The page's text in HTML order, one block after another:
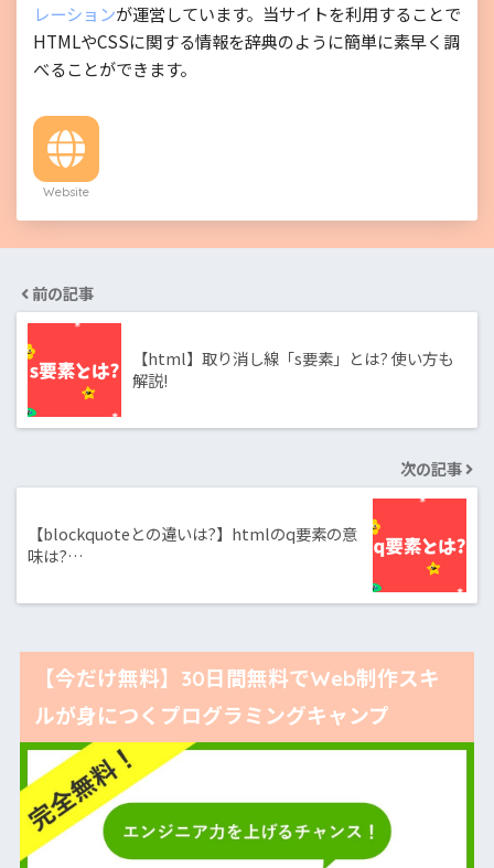
レーションが運営しています。当サイトを利用することで
HTMLやCSSに関する情報を辞典のように簡単に素早く調
べることができます。
Website
前の記事
【html】取り消し線「s要素」とは? 使い方も
解説!
次の記事
【blockquoteとの違いは?】htmlのq要素の意
味は?…
【今だけ無料】30日間無料でWeb制作スキ
ルが身につくプログラミングキャンプ